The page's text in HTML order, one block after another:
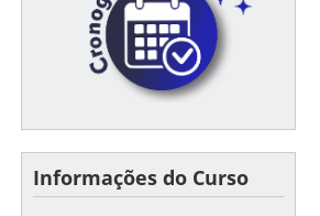
Informações do Curso